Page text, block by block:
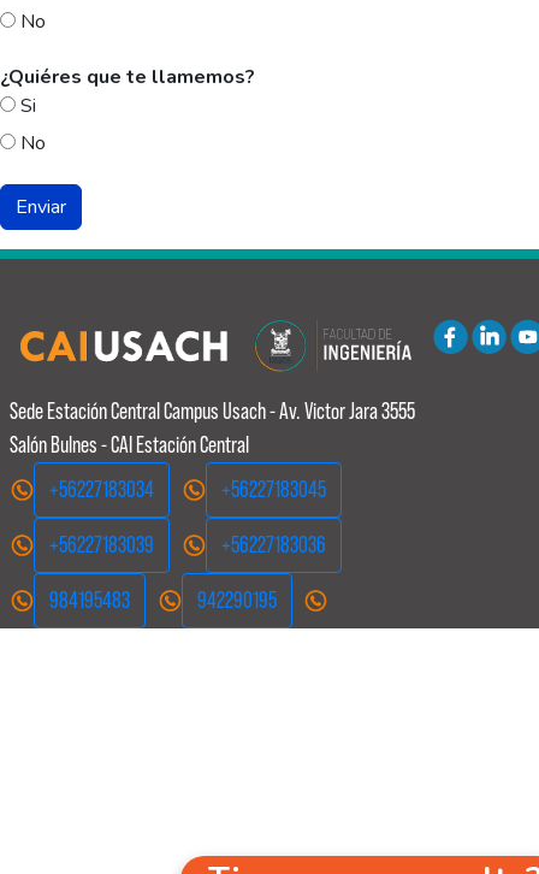
No
¿Quiéres que te llamemos?
Si
No
Sede Estación Central Campus Usach - Av. Victor Jara 3555
Salón Bulnes - CAI Estación Central
+56227183034
+56227183045
+56227183039 +56227183036
984195483 942290195